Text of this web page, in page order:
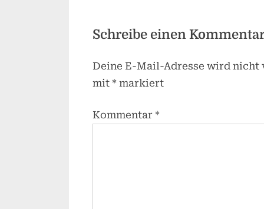
Schreibe einen
Deine E-Mail-Adresse wird
mit * markiert
Kommentar *